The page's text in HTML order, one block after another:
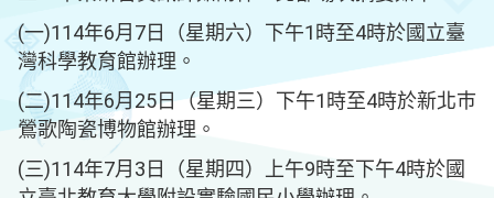
(一)114年6月7日（星期六）下午1時至4時於國立臺
灣科學教育館辦理。
(二)114年6月25日（星期三）下午1時至4時於新北巿
鶯歌陶瓷博物館辦理。
(三)114年7月3日（星期四）上午9時至下午4時於國